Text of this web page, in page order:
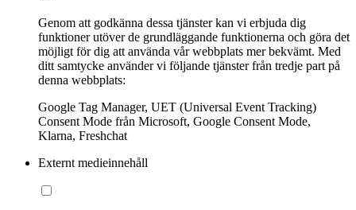
Genom att godkänna dessa tjänster kan vi erbjuda dig
funktioner utöver de grundläggande funktionerna och göra det
möjligt för dig att använda vår webbplats mer bekvämt. Med
ditt samtycke använder vi följande tjänster från tredje part på
denna webbplats:
Google Tag Manager, UET (Universal Event Tracking)
Consent Mode från Microsoft, Google Consent Mode,
Klarna, Freshchat
Externt medieinnehåll